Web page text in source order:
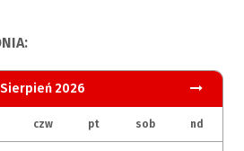
Sierpień 2026
czw pt sob nd